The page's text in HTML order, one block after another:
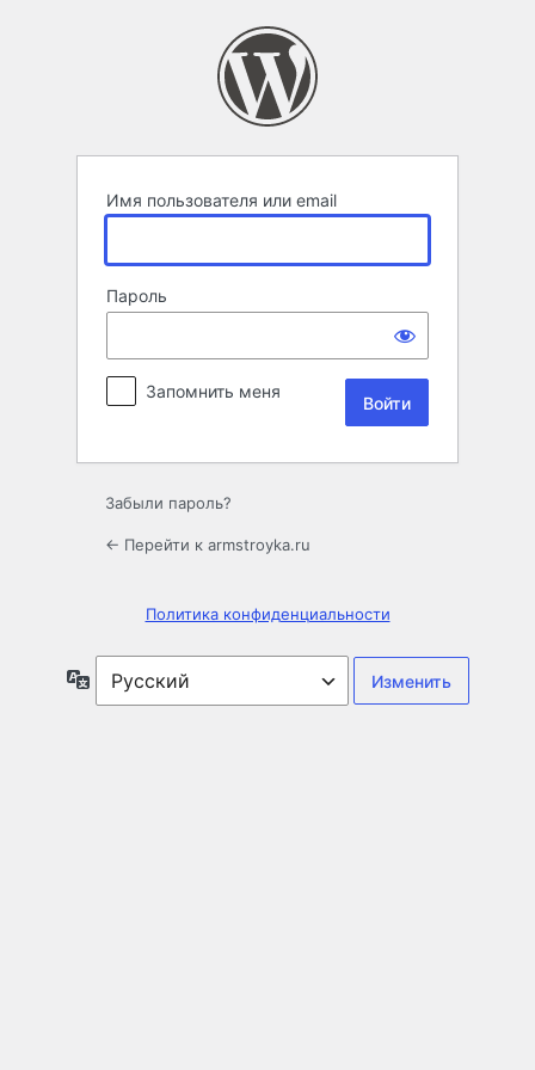
Имя пользователя или email
Пароль
Запомнить меня
Забыли пароль?
← Перейти к armstroyka.ru
Политика конфиденциальности
Язык